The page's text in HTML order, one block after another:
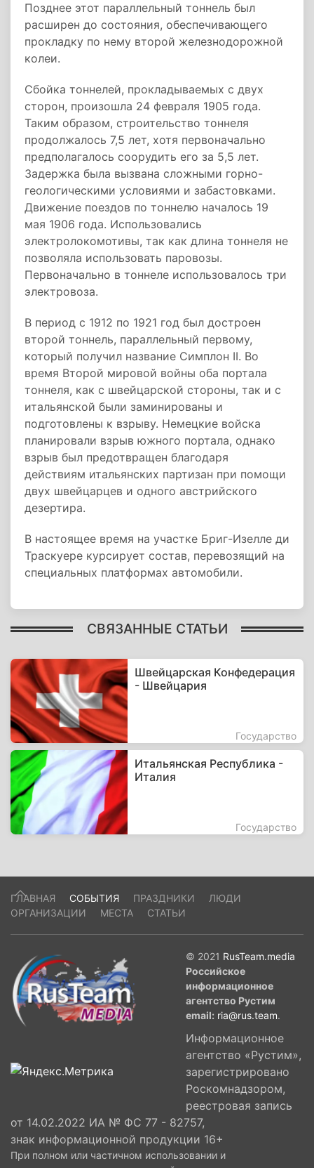
Позднее этот параллельный тоннель был
расширен до состояния, обеспечивающего
прокладку по нему второй железнодорожной
колеи.
Сбойка тоннелей, прокладываемых с двух
сторон, произошла 24 февраля 1905 года.
Таким образом, строительство тоннеля
продолжалось 7,5 лет, хотя первоначально
предполагалось соорудить его за 5,5 лет.
Задержка была вызвана сложными горно-
геологическими условиями и забастовками.
Движение поездов по тоннелю началось 19
мая 1906 года. Использовались
электролокомотивы, так как длина тоннеля не
позволяла использовать паровозы.
Первоначально в тоннеле использовалось три
электровоза.
В период с 1912 по 1921 год был достроен
второй тоннель, параллельный первому,
который получил название Симплон II. Во
время Второй мировой войны оба портала
тоннеля, как с швейцарской стороны, так и с
итальянской были заминированы и
подготовлены к взрыву. Немецкие войска
планировали взрыв южного портала, однако
взрыв был предотвращен благодаря
действиям итальянских партизан при помощи
двух швейцарцев и одного австрийского
дезертира.
В настоящее время на участке Бриг-Изелле ди
Траскуере курсирует состав, перевозящий на
специальных платформах автомобили.
СВЯЗАННЫЕ СТАТЬИ
Швейцарская Конфедерация
- Швейцария
Государство
Итальянская Республика -
Италия
Государство
ГЛАВНАЯ СОБЫТИЯ ПРАЗДНИКИ
ЛЮДИ
ОРГАНИЗАЦИИ
МЕСТА СТАТЬИ
© 2021 RusTeam.media
Российское
информационное
агентство Рустим
email: ria@rus.team.
Информационное
агентство «Рустим»,
зарегистрировано
Роскомнадзором,
реестровая запись
от 14.02.2022 ИА № ФС 77 - 82757,
знак информационной продукции 16+
При полном или частичном использовании и